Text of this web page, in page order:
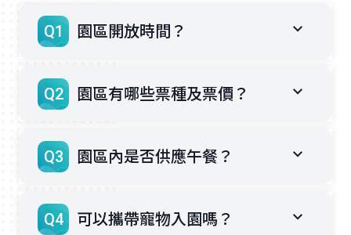
Q1 園區開放時間？
Q2 園區有哪些票種及票價？
Q3 園區內是否供應午餐？
Q4 可以攜帶寵物入園嗎？